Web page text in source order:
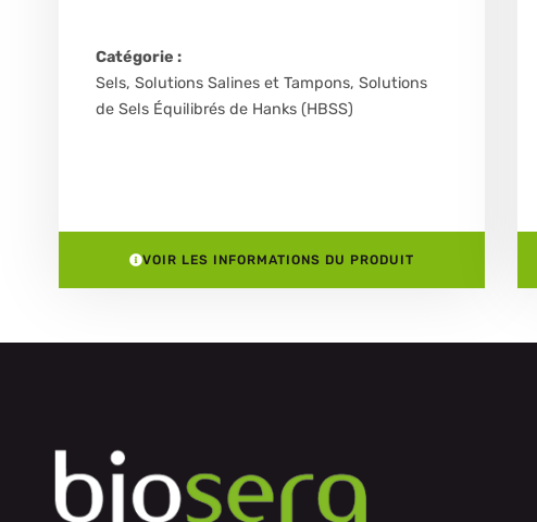
Catégorie :
Sels, Solutions Salines et Tampons, Solutions
de Sels Équilibrés de Hanks (HBSS)
VOIR LES INFORMATIONS DU PRODUIT